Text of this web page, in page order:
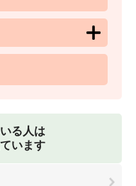
る人は
います